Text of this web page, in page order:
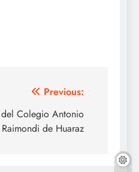
Previous:
Colegio Antonio
Raimondi de Huaraz